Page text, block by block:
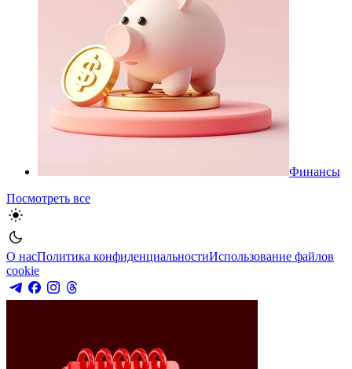
Финансы
Посмотреть все
О насПолитика конфиденциальностиИспользование файлов
cookie